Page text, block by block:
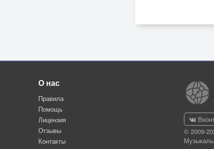
О нас
Правила
Помощь
Лицензия
Отзывы
Контакты
© 2009-